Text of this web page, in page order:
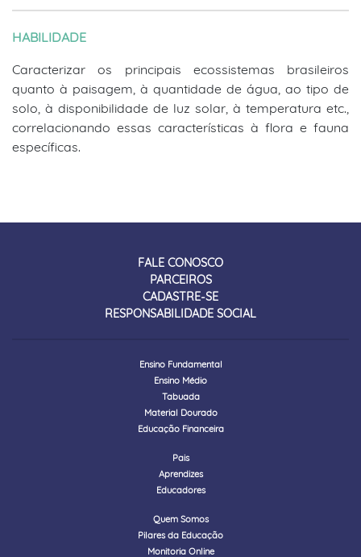
HABILIDADE
Caracterizar os principais ecossistemas brasileiros
quanto à paisagem, à quantidade de água, ao tipo de
solo, à disponibilidade de luz solar, à temperatura etc.,
correlacionando essas características à flora e fauna
específicas.
FALE CONOSCO
PARCEIROS
CADASTRE-SE
RESPONSABILIDADE SOCIAL
Ensino Fundamental
Ensino Médio
Tabuada
Material Dourado
Educação Financeira
Pais
Aprendizes
Educadores
Quem Somos
Pilares da Educação
Monitoria Online